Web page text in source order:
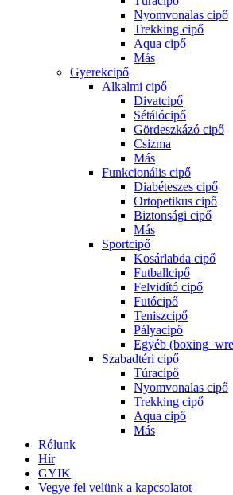
Nyomvonalas cipő
Trekking cipő
Aqua cipő
Más
Gyerekcipő
Alkalmi cipő
Divatcipő
Sétálócipő
Gördeszkázó cipő
Csizma
Más
Funkcionális cipő
Diabéteszes cipő
Ortopetikus cipő
Biztonsági cipő
Más
Sportcipő
Kosárlabda cipő
Futballcipő
Felvidító cipő
Futócipő
Teniszcipő
Pályacipő
Egyéb
Szabadtéri cipő
Túracipő
Nyomvonalas cipő
Trekking cipő
Aqua cipő
Más
Rólunk
Hír
GYIK
Vegye fel velünk a kapcsolatot